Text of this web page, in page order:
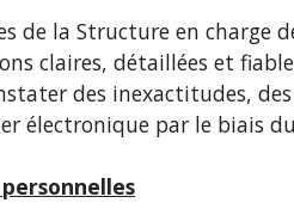
de la Structure en
claires, détaillées et
des inexactitudes,
électronique par le biais